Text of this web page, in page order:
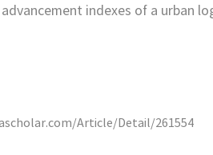
indexes of a urban
Article/Detail/261554